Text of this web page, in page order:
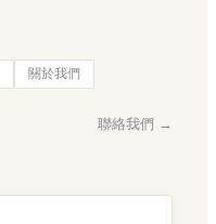
關於我們
聯絡我們 →